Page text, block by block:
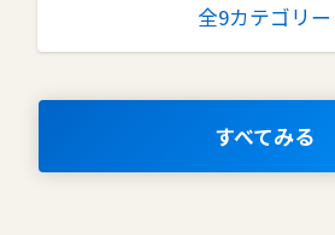
コラボレーションツール
ナレッジマネジメントツール
全9カテゴリー
すべてみる